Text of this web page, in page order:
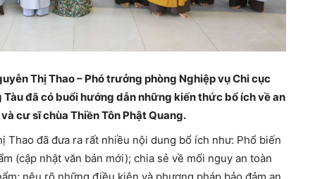
Thị Thao – Phó trưởng phòng Nghiệp vụ Chi cục
Tàu đã có buổi hướng dẫn những kiến thức bổ ích về an
cư sĩ chùa Thiền Tôn Phật Quang.
Thao đã đưa ra rất nhiều nội dung bổ ích như: Phổ biến
(cập nhật văn bản mới); chia sẻ về mối nguy an toàn
nêu rõ những điều kiện và phương pháp bảo đảm an